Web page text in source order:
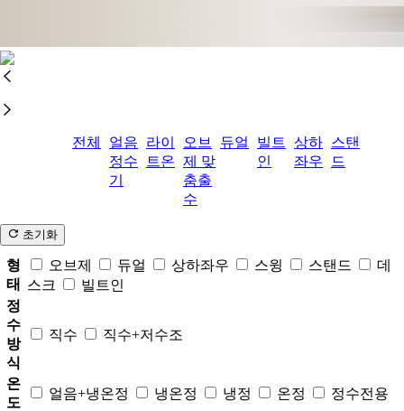
전체
얼음
정수
기
라이
트온
오브
제 맞
춤출
수
듀얼
빌트
인
상하
좌우
스탠
드
초기화
형
태
오브제 듀얼 상하좌우 스윙 스탠드
데
스크
빌트인
정
수
방
식
직수 직수+저수조
온
도
얼음+냉온정 냉온정 냉정 온정
정수전용